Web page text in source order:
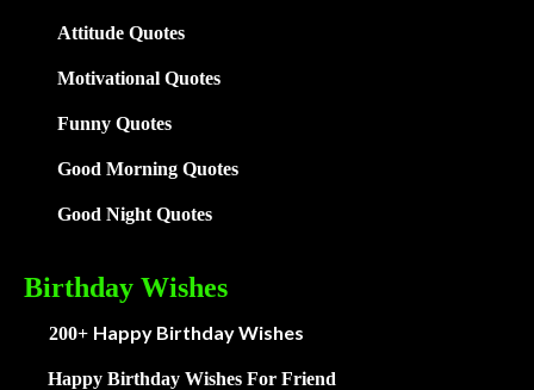
Attitude Quotes
Motivational Quotes
Funny Quotes
Good Morning Quotes
Good Night Quotes
Birthday Wishes
200+ Happy Birthday Wishes
Happy Birthday Wishes For Friend